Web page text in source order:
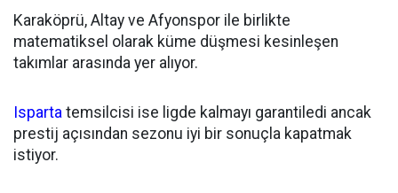
Karaköprü, Altay ve Afyonspor ile birlikte
matematiksel olarak küme düşmesi kesinleşen
takımlar arasında yer alıyor.
Isparta temsilcisi ise ligde kalmayı garantiledi ancak
prestij açısından sezonu iyi bir sonuçla kapatmak
istiyor.